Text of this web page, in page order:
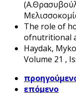
The role of
ofnutritional
Haydak,
Volume 21 ,
επόμενο